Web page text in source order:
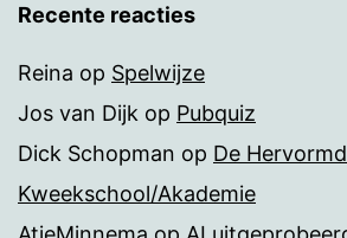
Recente reacties
Reina op Spelwijze
Jos van Dijk op Pubquiz
Dick Schopman op De
Kweekschool/Akademie